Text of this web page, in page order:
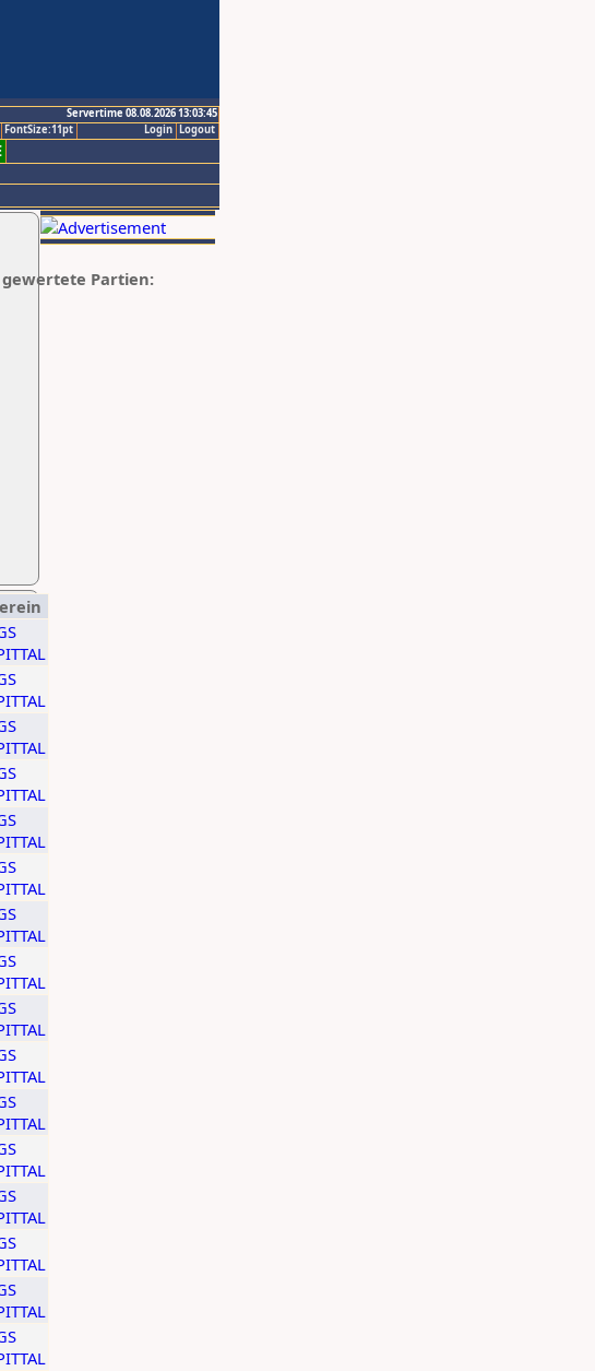
Servertime 08.08.2026 13:03:45
Logout
Login
FontSize:11pt
gewertete Partien: